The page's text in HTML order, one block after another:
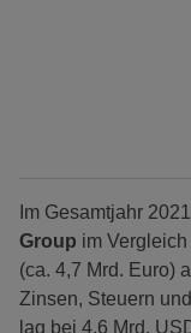
Im Gesamtjahr
Group im
(ca. 4,7 Mrd. Euro)
Zinsen, Steuern
lag bei 4,6 Mrd.